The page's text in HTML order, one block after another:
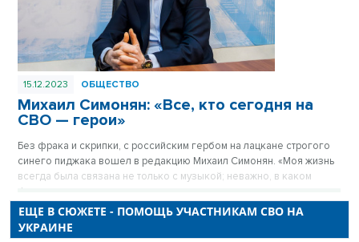
15.12.2023 ОБЩЕСТВО
Михаил Симонян: «Все, кто сегодня на
СВО — герои»
Без фрака и скрипки, с российским гербом на лацкане строгого
синего пиджака вошел в редакцию Михаил Симонян. «Моя жизнь
всегда была связана не только с музыкой; неважно, в каком
формате — волонтера, музыканта, политика или военного —
всегда стремился быть частью той большой работы, которую
проводит государство».
ЕЩЕ В СЮЖЕТЕ - ПОМОЩЬ УЧАСТНИКАМ СВО НА
УКРАИНЕ